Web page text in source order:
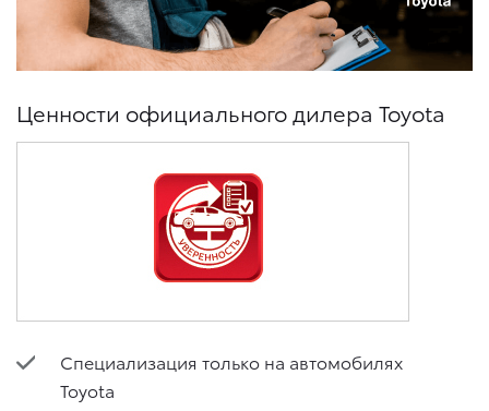
Ценности официального дилера Toyota
Специализация только на автомобилях
Toyota